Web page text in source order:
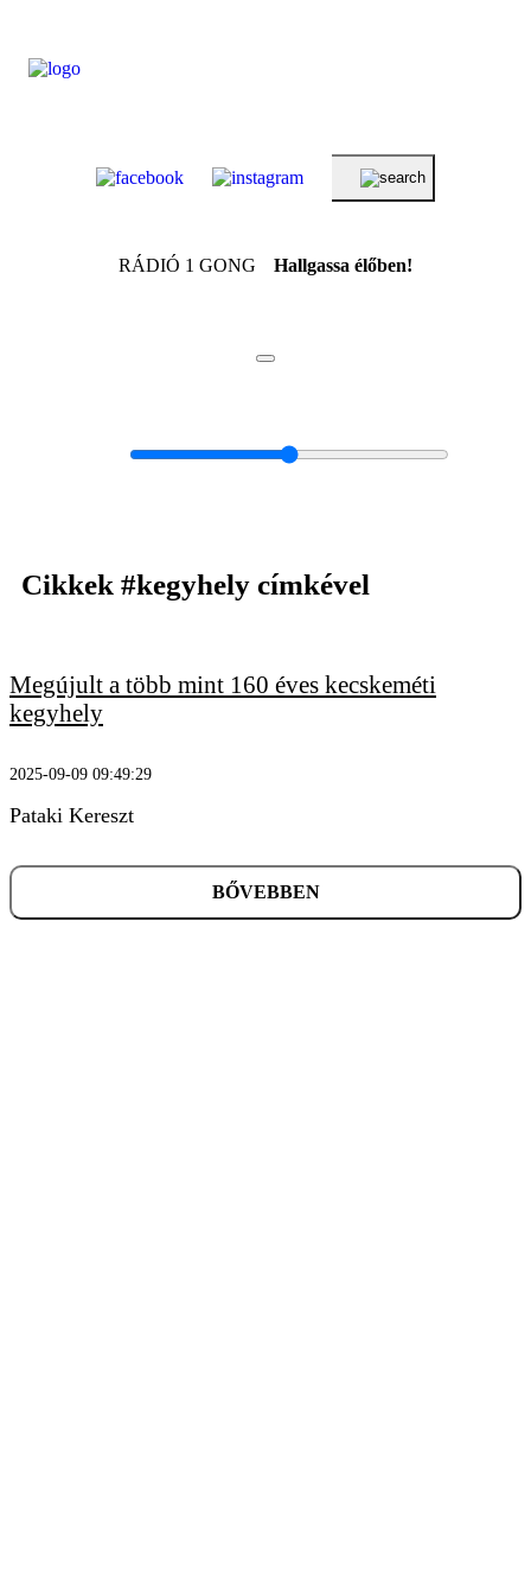
KERESÉS
RÁDIÓ 1 GONG Hallgassa élőben!
Cikkek #kegyhely címkével
Megújult a több mint 160 éves kecskeméti
kegyhely
2025-09-09 09:49:29
Pataki Kereszt
BŐVEBBEN